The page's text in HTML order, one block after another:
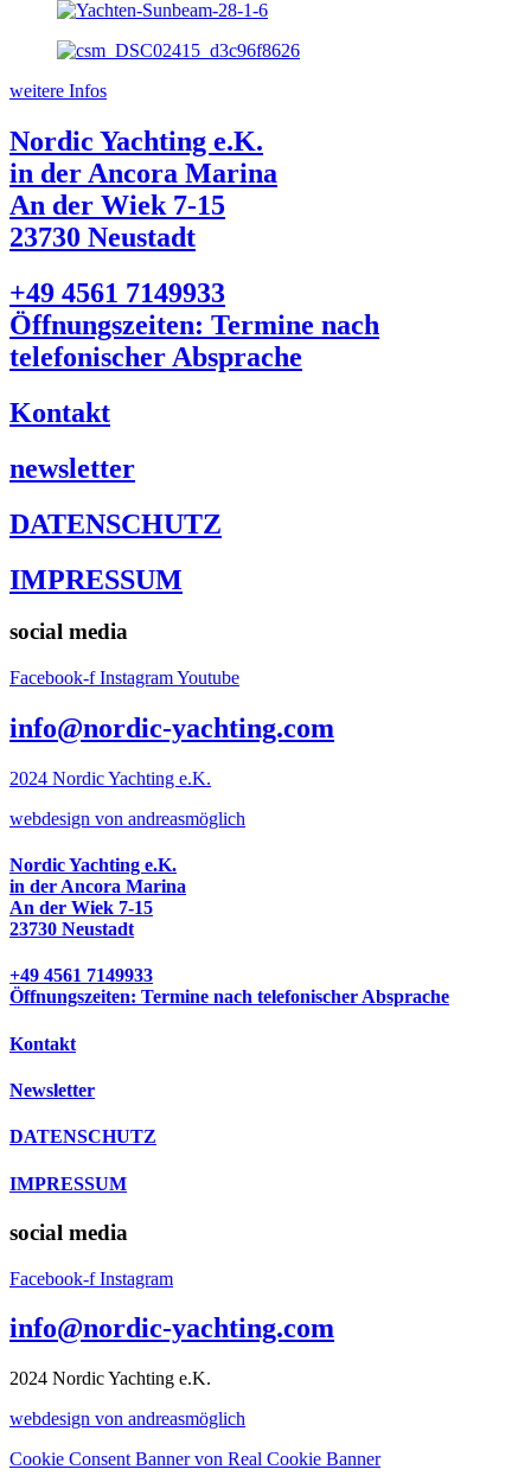
weitere Infos
Nordic Yachting e.K.
in der Ancora Marina
An der Wiek 7-15
23730 Neustadt
+49 4561 7149933
Öffnungszeiten: Termine nach
telefonischer Absprache
Kontakt
newsletter
DATENSCHUTZ
IMPRESSUM
social media
Facebook-f InstagramYoutube
info@nordic-yachting.com
2024 Nordic Yachting e.K.
webdesign von andreasmöglich
Nordic Yachting e.K.
in der Ancora Marina
An der Wiek 7-15
23730 Neustadt
+49 4561 7149933
Öffnungszeiten: Termine nach telefonischer Absprache
Kontakt
Newsletter
DATENSCHUTZ
IMPRESSUM
social media
Facebook-f Instagram
info@nordic-yachting.com
2024 Nordic Yachting e.K.
webdesign von andreasmöglich
Cookie Consent Banner von Real Cookie Banner